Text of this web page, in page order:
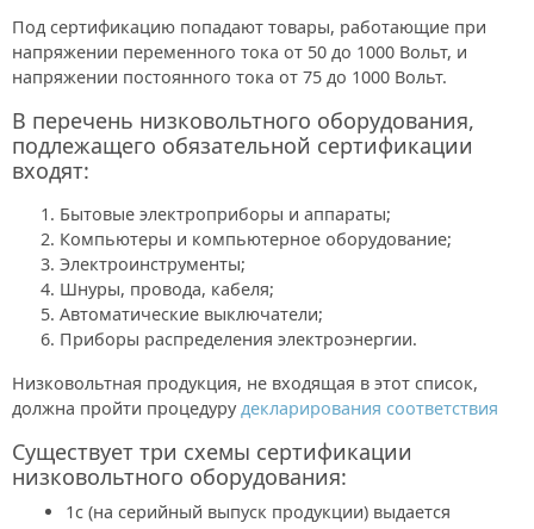
Под сертификацию попадают товары, работающие при
напряжении переменного тока от 50 до 1000 Вольт, и
напряжении постоянного тока от 75 до 1000 Вольт.
В перечень низковольтного оборудования,
подлежащего обязательной сертификации
входят:
Бытовые электроприборы и аппараты;
Компьютеры и компьютерное оборудование;
Электроинструменты;
Шнуры, провода, кабеля;
Автоматические выключатели;
Приборы распределения электроэнергии.
Низковольтная продукция, не входящая в этот список,
должна пройти процедурудекларирования соответствия
Существует три схемы сертификации
низковольтного оборудования:
1с (на серийный выпуск продукции) выдается